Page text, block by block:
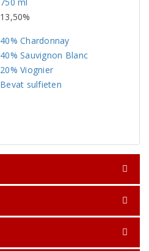
13,50%
40% Chardonnay
40% Sauvignon Blanc
20% Viognier
Bevat sulfieten